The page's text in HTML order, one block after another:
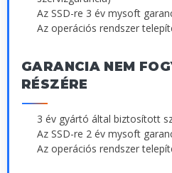
Az SSD-re 3 év mysoft
Az operációs rendszer
GARANCIA NEM
RÉSZÉRE
3 év gyártó által biztosított
Az SSD-re 2 év mysoft
Az operációs rendszer